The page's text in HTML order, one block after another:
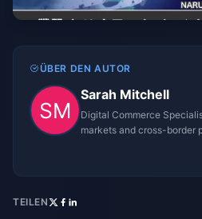
ÜBER DEN AUTOR
Sarah Mitchell
Digital Commerce
markets and cross-border
TEILEN